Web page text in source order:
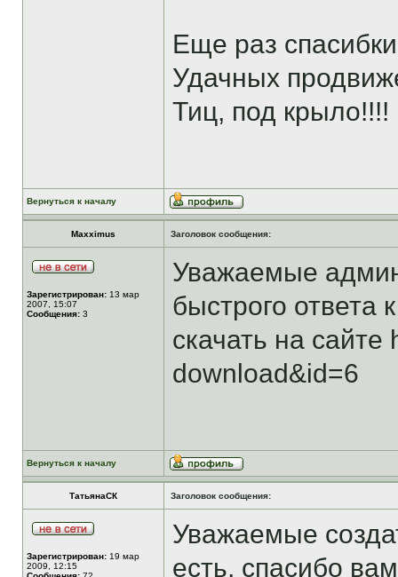
Еще раз
Удачных
Тиц, под крыло!!!!
Вернуться к началу
Maxximus Заголовок сообщения:
Зарегистрирован: 13 мар
2007, 15:07
Сообщения: 3
Уважаемые
быстрого ответа
скачать на
download&id=6
Вернуться к началу
ТатьянаСК Заголовок сообщения:
Зарегистрирован: 19 мар
2009, 12:15
Уважаемые
есть, спасибо